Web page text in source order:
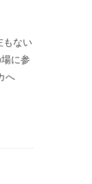
もない
に参
へ